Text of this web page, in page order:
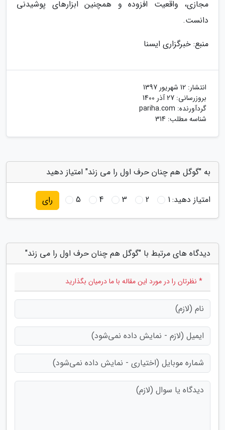
مجازی، واقعیت افزوده و همچنین ابزارهای پوشیدنی
دانست.
منبع: خبرگزاری ایسنا
انتشار: 12 شهریور 1397
بروزرسانی: 27 آذر 1400
گردآورنده: pariha.com
شناسه مطلب: 314
به "گوگل هم چنان حرف اول را می زند" امتیاز دهید
امتیاز دهید:1
2
3
4
5 رای
دیدگاه های مرتبط با "گوگل هم چنان حرف اول را می زند"
* نظرتان را در مورد این مقاله با ما درمیان بگذارید